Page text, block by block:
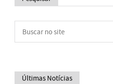
Últimas Notícias